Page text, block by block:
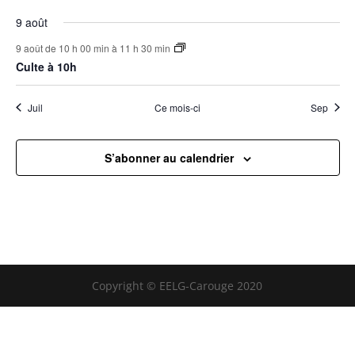
9 août
9 août de 10 h 00 min à 11 h 30 min
Culte à 10h
Juil Ce mois-ci Sep
S’abonner au calendrier
Copyright © EELG-Carouge 2020